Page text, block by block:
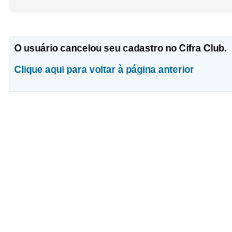
O usuário cancelou seu cadastro no Cifra Club.
Clique aqui para voltar à página anterior